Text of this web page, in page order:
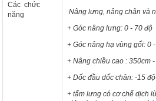
Các chức
năng
Nâng lưng, nâng chân và
+ Góc nâng lưng: 0 - 70 độ
+ Góc nâng hạ vùng gối: 0
+ Nâng chiều cao : 350cm
+ Dốc đầu dốc chân: -15
+ tấm lưng có cơ chế dịch